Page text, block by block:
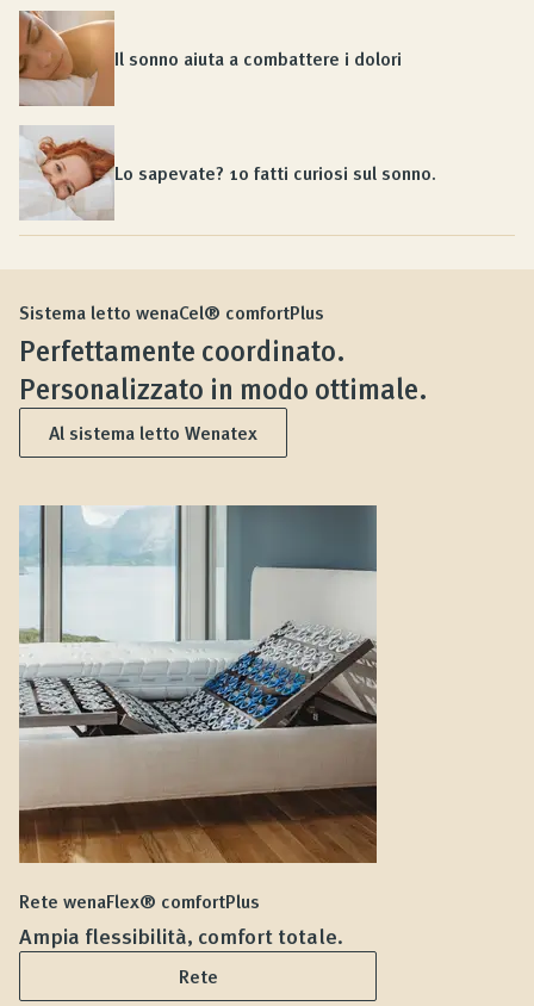
Il sonno aiuta a combattere i dolori
Lo sapevate? 10 fatti curiosi sul sonno.
Sistema letto wenaCel® comfortPlus
Perfettamente coordinato.
Personalizzato in modo ottimale.
Al sistema letto Wenatex
Rete wenaFlex® comfortPlus
Ampia flessibilità, comfort totale.
Rete